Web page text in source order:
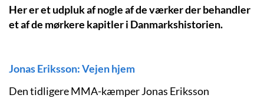
Her er et udpluk af nogle af de værker der behandler
et af de mørkere kapitler i Danmarkshistorien.
Jonas Eriksson: Vejen hjem
Den tidligere MMA-kæmper Jonas Eriksson